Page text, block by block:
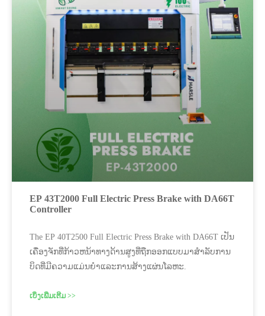
EP 43T2000 Full Electric Press Brake with DA66T
Controller
The EP 40T2500 Full Electric Press Brake with DA66T ເປັນ
ເຄື່ອງຈັກທີ່ກ້າວຫນ້າທາງດ້ານສູງທີ່ຖືກອອກແບບມາສໍາລັບການ
ບິດທີ່ມີຄວາມແມ່ນຍໍາແລະການສ້າງແຜ່ນໂລຫະ.
ເບິ່ງເພີ່ມເຕີມ >>